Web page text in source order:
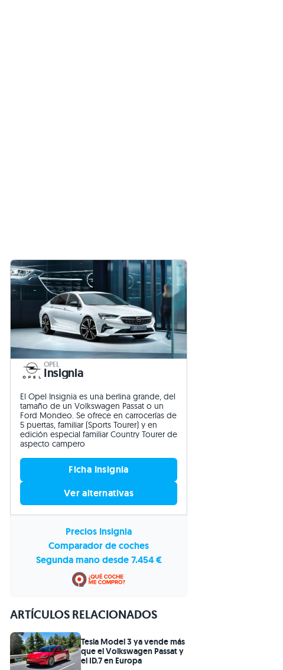
OPEL
Insignia
El Opel Insignia es una berlina grande, del
tamaño de un Volkswagen Passat o un
Ford Mondeo. Se ofrece en carrocerías de
5 puertas, familiar (Sports Tourer) y en
edición especial familiar Country Tourer de
aspecto campero
Ficha Insignia
Ver alternativas
Precios Insignia
Comparador de coches
Segunda mano desde 7.454 €
ARTÍCULOS RELACIONADOS
Tesla Model 3 ya vende más
que el Volkswagen Passat y
el ID.7 en Europa